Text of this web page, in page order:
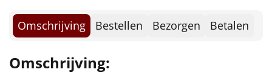
Deken (fleece plaid)
Alle artikelen
Kerstmagazine 2025
Verpakt in een feestelijke kerstdoos
Omschrijving Bestellen Bezorgen Betalen
Omschrijving: